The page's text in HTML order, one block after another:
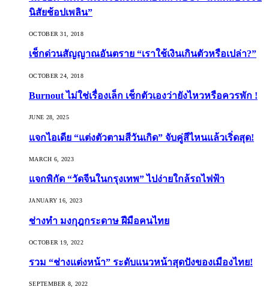
นิสัยช้อปเพลิน”
OCTOBER 31, 2018
เช็กด่วนสัญญาณอันตราย “เราใช้เงินเกินตัวหรือเปล่า?”
OCTOBER 24, 2018
Burnout ไม่ใช่เรื่องเล็ก เช็กตัวเองว่ายังไหวหรือควรพัก !
JUNE 28, 2025
แจกไอเดีย “แต่งตัวตามสีวันเกิด” จับคู่สีไหนแล้วเริ่ดสุด!
MARCH 6, 2023
แจกพิกัด “วัดจีนในกรุงเทพ” ไปง่ายใกล้รถไฟฟ้า
JANUARY 16, 2023
ช่างทำ มงกุฎกระดาษ ฝีมือคนไทย
OCTOBER 19, 2022
รวม “ช่างแต่งหน้า” ระดับแนวหน้าสุดปังของเมืองไทย!
SEPTEMBER 8, 2022